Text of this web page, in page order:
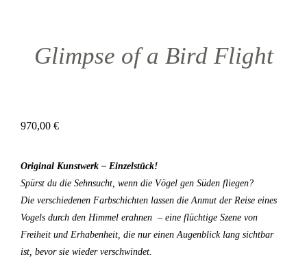
Glimpse of a Bird Flight
970,00 €
Original Kunstwerk – Einzelstück!
Spürst du die Sehnsucht, wenn die Vögel gen Süden fliegen?
Die verschiedenen Farbschichten lassen die Anmut der Reise eines
Vogels durch den Himmel erahnen – eine flüchtige Szene von
Freiheit und Erhabenheit, die nur einen Augenblick lang sichtbar
ist, bevor sie wieder verschwindet.